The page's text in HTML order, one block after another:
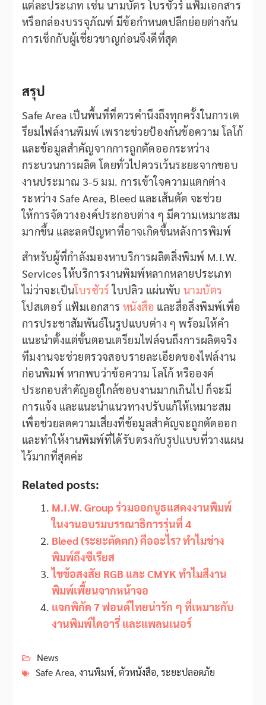
แต่ละประเภท เช่น นามบัตร โบรชัวร์ แฟ้มเอกสาร
หรือกล่องบรรจุภัณฑ์ มีข้อกำหนดปลีกย่อยต่างกัน
การเช็กกับผู้เชี่ยวชาญก่อนจึงดีที่สุด
สรุป
Safe Area เป็นพื้นที่ที่ควรคำนึงถึงทุกครั้งในการเต
รียมไฟล์งานพิมพ์ เพราะช่วยป้องกันข้อความ โลโก้
และข้อมูลสำคัญจากการถูกตัดออกระหว่าง
กระบวนการผลิต โดยทั่วไปควรเว้นระยะจากขอบ
งานประมาณ 3-5 มม. การเข้าใจความแตกต่าง
ระหว่าง Safe Area, Bleed และเส้นตัด จะช่วย
ให้การจัดวางองค์ประกอบต่าง ๆ มีความเหมาะสม
มากขึ้น และลดปัญหาที่อาจเกิดขึ้นหลังการพิมพ์
สำหรับผู้ที่กำลังมองหาบริการผลิตสิ่งพิมพ์ M.I.W.
Services ให้บริการงานพิมพ์หลากหลายประเภท
ไม่ว่าจะเป็นโบรชัวร์ใบปลิว แผ่นพับ นามบัตร
โปสเตอร์ แฟ้มเอกสาร หนังสือ และสื่อสิ่งพิมพ์เพื่อ
การประชาสัมพันธ์ในรูปแบบต่าง ๆ พร้อมให้คำ
แนะนำตั้งแต่ขั้นตอนเตรียมไฟล์จนถึงการผลิตจริง
ทีมงานจะช่วยตรวจสอบรายละเอียดของไฟล์งาน
ก่อนพิมพ์ หากพบว่าข้อความ โลโก้ หรือองค์
ประกอบสำคัญอยู่ใกล้ขอบงานมากเกินไป ก็จะมี
การแจ้ง และแนะนำแนวทางปรับแก้ให้เหมาะสม
เพื่อช่วยลดความเสี่ยงที่ข้อมูลสำคัญจะถูกตัดออก
และทำให้งานพิมพ์ที่ได้รับตรงกับรูปแบบที่วางแผน
ไว้มากที่สุดค่ะ
Related posts:
M.I.W. Group ร่วมออกบูธแสดงงานพิมพ์
ในงานอบรมบรรณาธิการรุ่นที่ 4
Bleed (ระยะตัดตก) คืออะไร? ทำไมช่าง
พิมพ์ถึงซีเรียส
ไขข้อสงสัย RGB และ CMYK ทำไมสีงาน
พิมพ์เพี้ยนจากหน้าจอ
แจกพิกัด 7 ฟอนต์ไทยน่ารัก ๆ ที่เหมาะกับ
งานพิมพ์ไดอารี่ และแพลนเนอร์
News
Safe Area, งานพิมพ์, ตัวหนังสือ, ระยะปลอดภัย